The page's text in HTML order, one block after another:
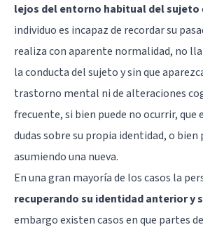
lejos del entorno habitual del sujeto
individuo es incapaz de recordar su
realiza con aparente normalidad, no
la conducta del sujeto y sin que
trastorno mental ni de alteraciones
frecuente, si bien puede no ocurrir, que
dudas sobre su propia identidad, o
asumiendo una nueva.
En una gran mayoría de los casos la
recuperando su identidad anterior y
embargo existen casos en que partes